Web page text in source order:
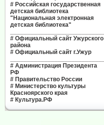
# Российская государственная
детская библиотека
"Национальная электронная
детская библиотека"
# Официальный сайт Ужурского
района
# Официальный сайт г.Ужур
# Администрация Президента
РФ
# Правительство России
# Министерство культуры
Красноярского края
# Культура.РФ